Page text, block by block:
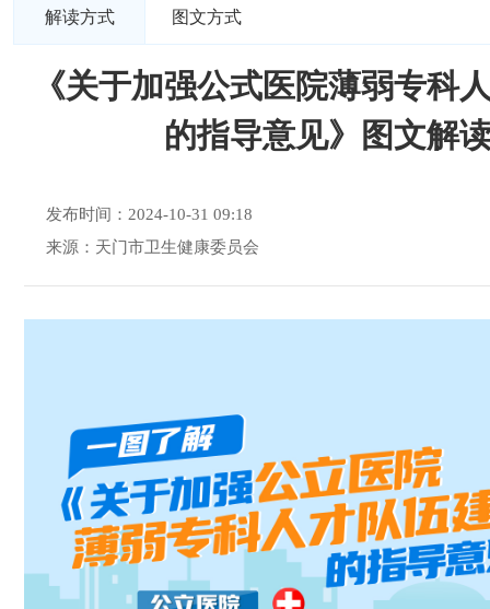
解读方式 图文方式
《关于加强公式医院薄弱专科
的指导意见》图文解
发布时间：2024-10-31 09:18
来源：天门市卫生健康委员会